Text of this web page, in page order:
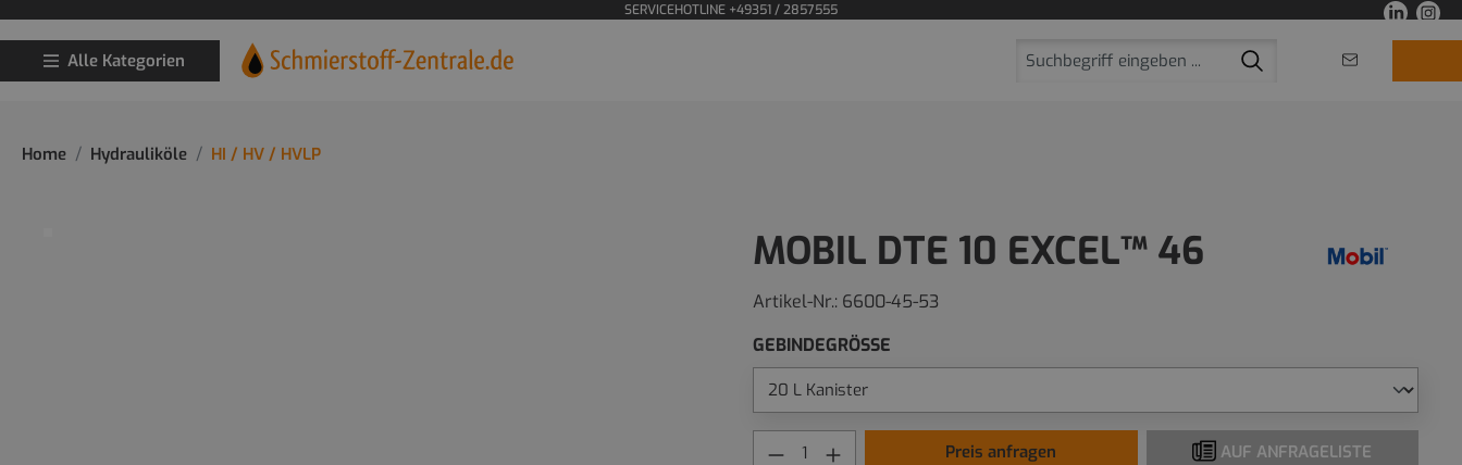
SERVICEHOTLINE +49351 / 2857555
Alle Kategorien
Home Hydrauliköle HI / HV / HVLP
MOBIL DTE 10 EXCEL™ 46
Artikel-Nr.: 6600-45-53
GEBINDEGRÖSSE
Preis anfragen AUF ANFRAGELISTE